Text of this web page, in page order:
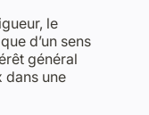
le
d’un sens
général
dans une